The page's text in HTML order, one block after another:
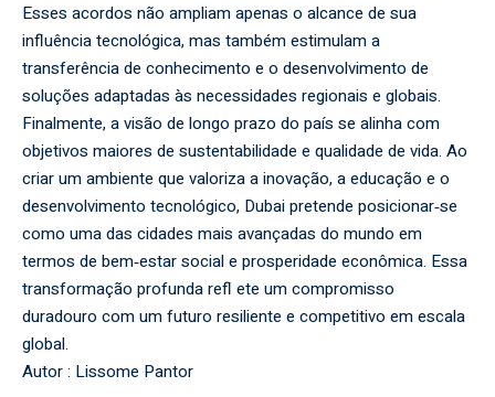
Esses acordos não ampliam apenas o alcance de sua
influência tecnológica, mas também estimulam a
transferência de conhecimento e o desenvolvimento de
soluções adaptadas às necessidades regionais e globais.
Finalmente, a visão de longo prazo do país se alinha com
objetivos maiores de sustentabilidade e qualidade de vida. Ao
criar um ambiente que valoriza a inovação, a educação e o
desenvolvimento tecnológico, Dubai pretende posicionar‑se
como uma das cidades mais avançadas do mundo em
termos de bem‑estar social e prosperidade econômica. Essa
transformação profunda refl ete um compromisso
duradouro com um futuro resiliente e competitivo em escala
global.
Autor : Lissome Pantor